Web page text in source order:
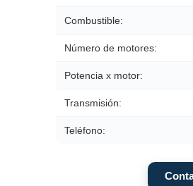
Combustible:
Número de motores:
Potencia x motor:
Transmisión:
Teléfono: